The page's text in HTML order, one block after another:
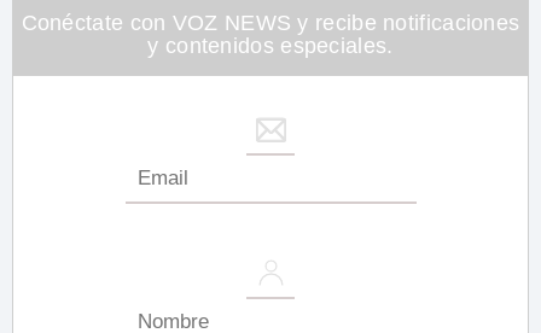
Conéctate con VOZ NEWS y recibe notificaciones
y contenidos especiales.